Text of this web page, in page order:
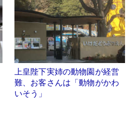
上皇陛下実姉の動物園が経営
難、お客さんは「動物がかわ
いそう」